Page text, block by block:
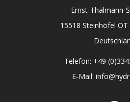
Ernst-Thälmann-
15518 Steinhöfel
Telefon: +49
E-Mail: